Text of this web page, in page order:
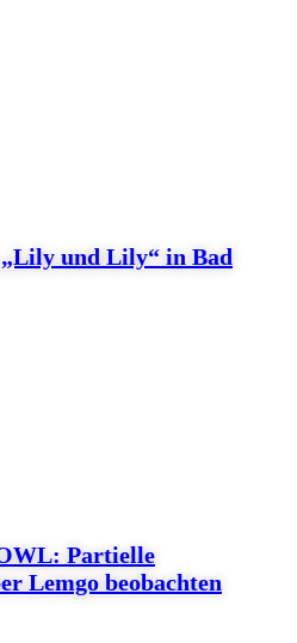
und Lily“ in Bad
Partielle
Lemgo beobachten